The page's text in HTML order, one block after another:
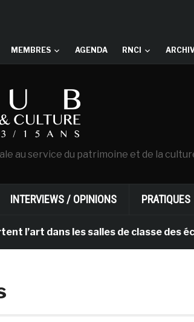
MEMBRES AGENDA RNCI
au service du patrimoine et de la
INTERVIEWS / OPINIONS PRATIQUES
dans les salles de classe des écoles